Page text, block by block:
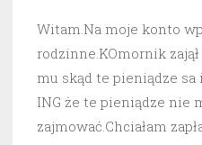
Witam.Na moje konto
rodzinne.KOmornik
mu skąd te pieniądze sa
ING że te pieniądze nie
zajmować.Chciałam